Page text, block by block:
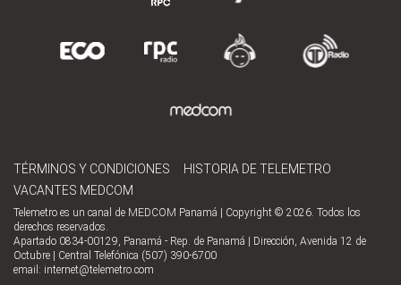
TÉRMINOS Y CONDICIONES
HISTORIA DE TELEMETRO
VACANTES MEDCOM
Telemetro es un canal de MEDCOM Panamá | Copyright © 2026. Todos los
derechos reservados.
Apartado 0834-00129, Panamá - Rep. de Panamá | Dirección, Avenida 12 de
Octubre | Central Telefónica (507) 390-6700
email: internet@telemetro.com